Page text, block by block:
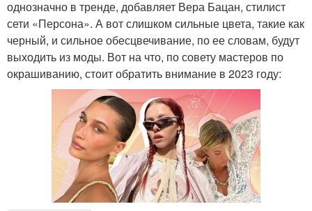
однозначно в тренде, добавляет Вера Бацан, стилист
сети «Персона». А вот слишком сильные цвета, такие как
черный, и сильное обесцвечивание, по ее словам, будут
выходить из моды. Вот на что, по совету мастеров по
окрашиванию, стоит обратить внимание в 2023 году: